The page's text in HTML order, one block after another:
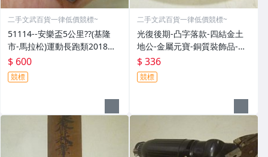
二手文武百貨一律低價競標~
51114--安樂盃5公里??(基隆
市-馬拉松)運動長跑類2018年-
精緻獎牌??紀念章??(金屬材質-
郵寄免運費)
$ 600
競標
二手文武百貨一律低價競標~
光復後期-凸字落款-四結金土
地公-金屬元寶-銅質裝飾品-宗
教發財金??(郵寄免運費)罕見收
藏品
$ 336
競標